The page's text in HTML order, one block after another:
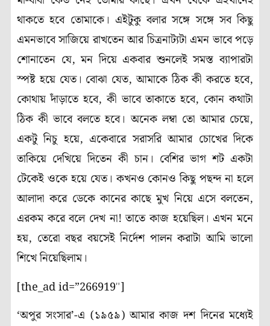
থাকতে হবে তোমাকে। এইটুকু বলার সঙ্গে সঙ্গে সব কিছু
এমনভাবে সাজিয়ে রাখতেন আর চিত্রনাট্যটা এমন ভাবে পড়ে
শোনাতেন যে,মন দিয়ে একবার শুনলেই সমস্ত ব্যাপারটা
স্পষ্ট হয়ে যেত। বোঝা যেত,আমাকে ঠিক কী করতে হবে,
কোথায় দাঁড়াতে হবে,কী ভাবে তাকাতে হবে, কোন কথাটা
ঠিক কী ভাবে বলতে হবে। অনেক লম্বা তো আমার চেয়ে,
একটু নিচু হয়ে, একেবারে সরাসরি আমার চোখের দিকে
তাকিয়ে দেখিয়ে দিতেন কী চান। বেশির ভাগ শট একটা
টেকেই ওকে হয়ে যেত। কখনও কোনও কিছু পছন্দ না হলে
আলাদা করে ডেকে কানের কাছে মুখ নিয়ে এসে বলতেন,
এরকম করে বলে দেখ না! তাতে কাজ হয়েছিল। এখন মনে
হয়, তেরো বছর বয়সেই নির্দেশ পালন করাটা আমি ভালো
শিখে নিয়েছিলাম।
[the_ad id=”266919″]
‘অপুর সংসার’-এ (১৯৫৯) আমার কাজ দশ দিনের মধ্যেই